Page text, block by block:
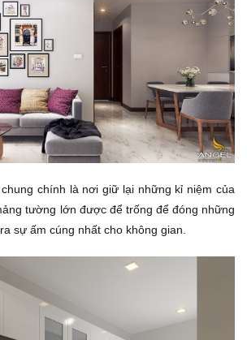
chính là nơi giữ lại những kỉ niệm của
tường lớn được để trống để đóng những
sự ấm cúng nhất cho không gian.